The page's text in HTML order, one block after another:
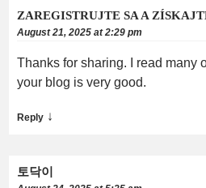
ZAREGISTRUJTE SA A
August 21, 2025 at 2:29 pm
Thanks for sharing. I read many
your blog is very good.
Reply ↓
토닥이